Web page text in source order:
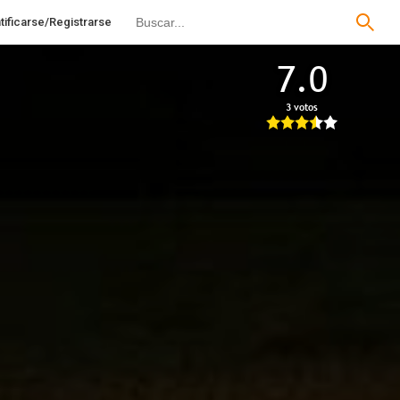
Registrarse
7.0
3 votos